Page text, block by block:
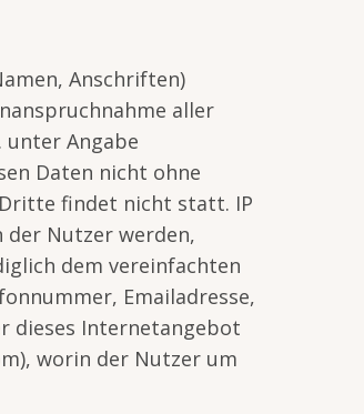
Anschriften)
aller
unter Angabe
Daten nicht ohne
findet nicht statt. IP
der Nutzer werden,
dem vereinfachten
Emailadresse,
dieses Internetangebot
worin der Nutzer um